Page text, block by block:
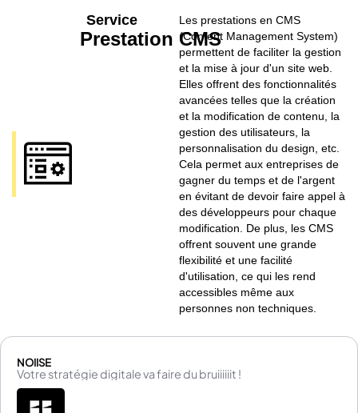
Service
Prestation CMS
Les prestations en CMS
(Content Management System)
permettent de faciliter la gestion
et la mise à jour d'un site web.
Elles offrent des fonctionnalités
avancées telles que la création
et la modification de contenu, la
gestion des utilisateurs, la
personnalisation du design, etc.
Cela permet aux entreprises de
gagner du temps et de l'argent
en évitant de devoir faire appel à
des développeurs pour chaque
modification. De plus, les CMS
offrent souvent une grande
flexibilité et une facilité
d'utilisation, ce qui les rend
accessibles même aux
personnes non techniques.
NOIISE
Votre stratégie digitale va faire du bruiiiiiit !